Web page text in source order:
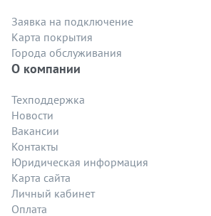
Заявка на подключение
Карта покрытия
Города обслуживания
О компании
Техподдержка
Новости
Вакансии
Контакты
Юридическая информация
Карта сайта
Личный кабинет
Оплата